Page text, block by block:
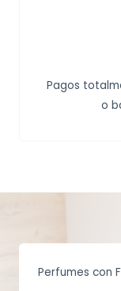
Pagos
o
Perfumes con